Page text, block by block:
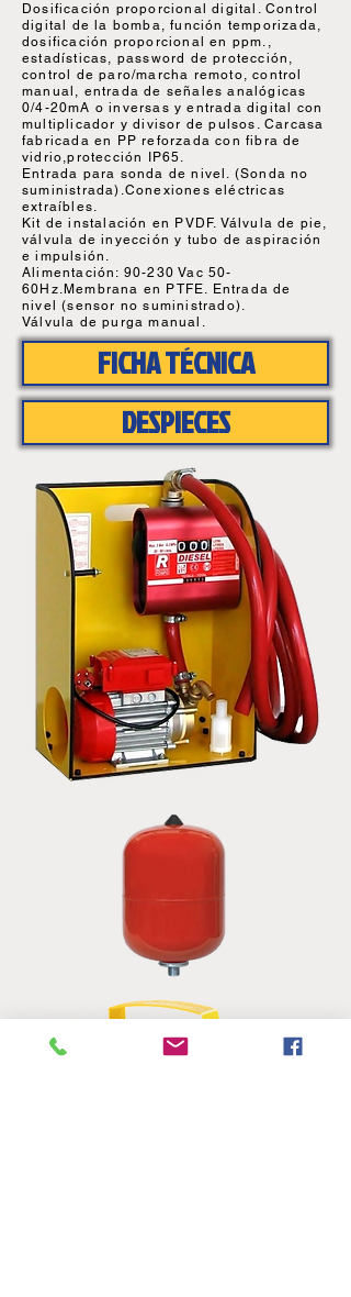
Dosificación proporcional digital. Control
digital de la bomba, función temporizada,
dosificación proporcional en ppm.,
estadísticas, password de protección,
control de paro/marcha remoto, control
manual, entrada de señales analógicas
0/4-20mA o inversas y entrada digital con
multiplicador y divisor de pulsos. Carcasa
fabricada en PP reforzada con fibra de
vidrio,protección IP65.
Entrada para sonda de nivel. (Sonda no
suministrada).Conexiones eléctricas
extraíbles.
Kit de instalación en PVDF. Válvula de pie,
válvula de inyección y tubo de aspiración
e impulsión.
Alimentación: 90-230 Vac 50-
60Hz.Membrana en PTFE. Entrada de
nivel (sensor no suministrado).
Válvula de purga manual.
FICHA TÉCNICA
DESPIECES